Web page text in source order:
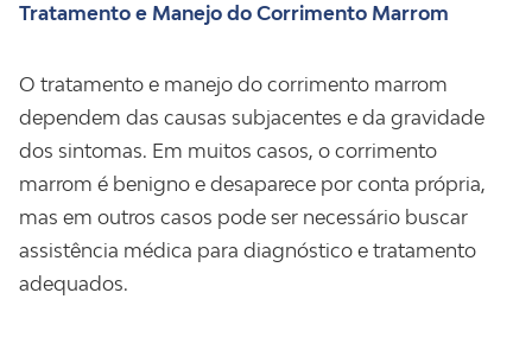
Tratamento e Manejo do Corrimento Marrom
O tratamento e manejo do corrimento marrom
dependem das causas subjacentes e da gravidade
dos sintomas. Em muitos casos, o corrimento
marrom é benigno e desaparece por conta própria,
mas em outros casos pode ser necessário buscar
assistência médica para diagnóstico e tratamento
adequados.